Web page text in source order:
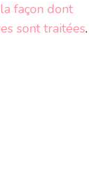
façon dont
sont traitées.